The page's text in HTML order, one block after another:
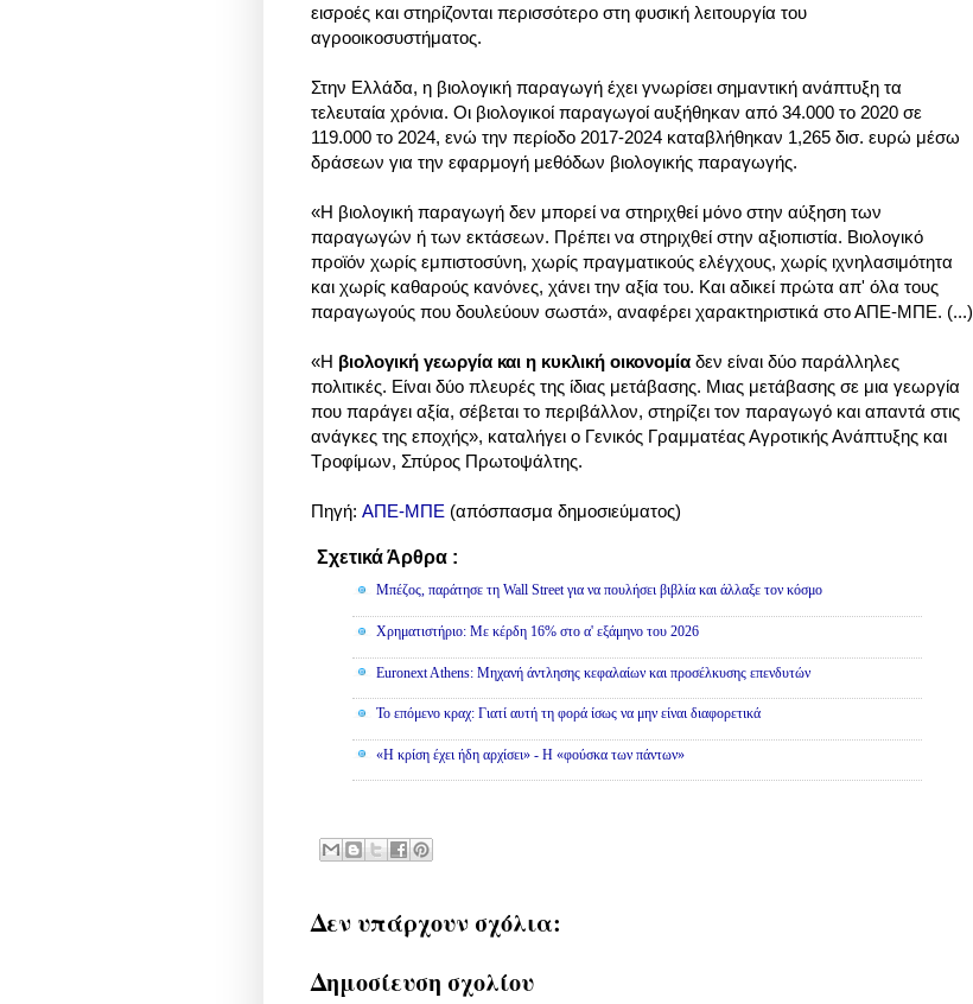
εισροές και στηρίζονται περισσότερο στη φυσική λειτουργία του
αγροοικοσυστήματος.
Στην Ελλάδα, η βιολογική παραγωγή έχει γνωρίσει σημαντική ανάπτυξη τα
τελευταία χρόνια. Οι βιολογικοί παραγωγοί αυξήθηκαν από 34.000 το 2020 σε
119.000 το 2024, ενώ την περίοδο 2017-2024 καταβλήθηκαν 1,265 δισ. ευρώ μέσω
δράσεων για την εφαρμογή μεθόδων βιολογικής παραγωγής.
«Η βιολογική παραγωγή δεν μπορεί να στηριχθεί μόνο στην αύξηση των
παραγωγών ή των εκτάσεων. Πρέπει να στηριχθεί στην αξιοπιστία. Βιολογικό
προϊόν χωρίς εμπιστοσύνη, χωρίς πραγματικούς ελέγχους, χωρίς ιχνηλασιμότητα
και χωρίς καθαρούς κανόνες, χάνει την αξία του. Και αδικεί πρώτα απ' όλα τους
παραγωγούς που δουλεύουν σωστά», αναφέρει χαρακτηριστικά στο ΑΠΕ-ΜΠΕ. (...)
«Η βιολογική γεωργία και η κυκλική οικονομία δεν είναι δύο παράλληλες
πολιτικές. Είναι δύο πλευρές της ίδιας μετάβασης. Μιας μετάβασης σε μια γεωργία
που παράγει αξία, σέβεται το περιβάλλον, στηρίζει τον παραγωγό και απαντά στις
ανάγκες της εποχής», καταλήγει ο Γενικός Γραμματέας Αγροτικής Ανάπτυξης και
Τροφίμων, Σπύρος Πρωτοψάλτης.
Πηγή: ΑΠΕ-ΜΠΕ (απόσπασμα δημοσιεύματος)
Σχετικά Άρθρα :
Μπέζος, παράτησε τη Wall Street για να πουλήσει βιβλία και άλλαξε τον κόσμο
Χρηματιστήριο: Με κέρδη 16% στο α' εξάμηνο του 2026
Euronext Athens: Μηχανή άντλησης κεφαλαίων και προσέλκυσης επενδυτών
To επόμενο κραχ: Γιατί αυτή τη φορά ίσως να μην είναι διαφορετικά
«Η κρίση έχει ήδη αρχίσει» - Η «φούσκα των πάντων»
Δεν υπάρχουν σχόλια:
Δημοσίευση σχολίου